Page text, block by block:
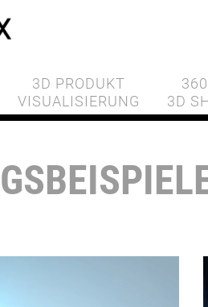
3D PRODUKT
VISUALISIERUNG
3D